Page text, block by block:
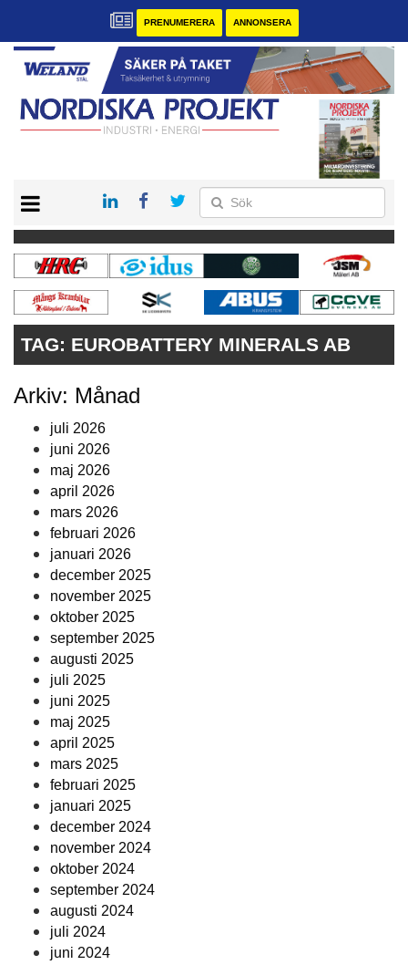
PRENUMERERA ANNONSERA
KONTAKT
VÅRA ANDRA MAGASIN
PRENUMERERA
ANNONSERA
TAG: EUROBATTERY MINERALS AB
Arkiv: Månad
juli 2026
juni 2026
maj 2026
april 2026
mars 2026
februari 2026
januari 2026
december 2025
november 2025
oktober 2025
september 2025
augusti 2025
juli 2025
juni 2025
maj 2025
april 2025
mars 2025
februari 2025
januari 2025
december 2024
november 2024
oktober 2024
september 2024
augusti 2024
juli 2024
juni 2024